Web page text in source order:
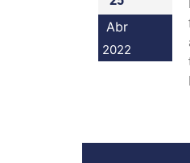
Abr
2022